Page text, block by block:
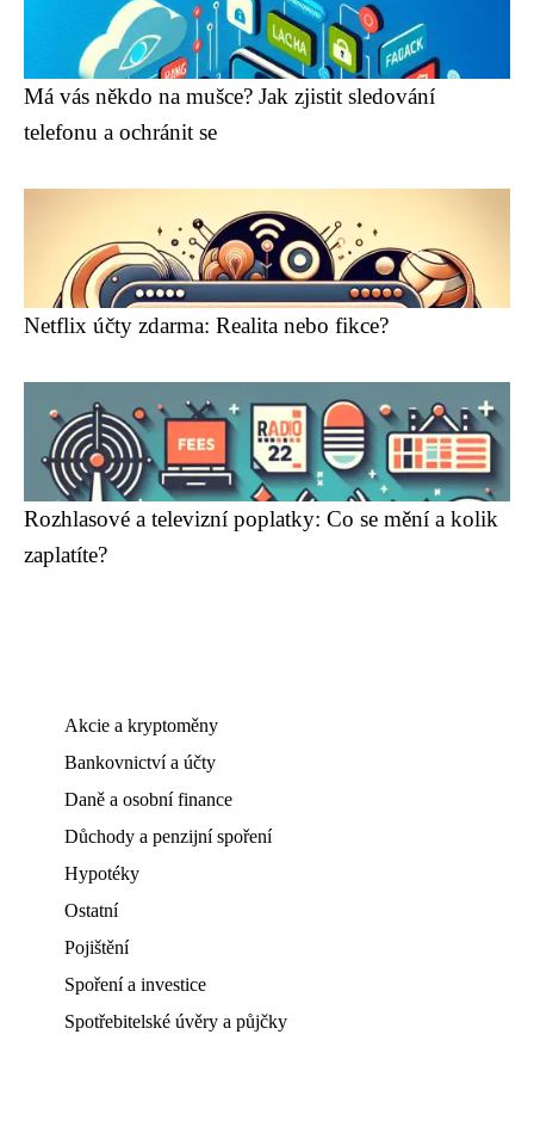
Má vás někdo na mušce? Jak zjistit sledování
telefonu a ochránit se
Netflix účty zdarma: Realita nebo fikce?
Rozhlasové a televizní poplatky: Co se mění a kolik
zaplatíte?
Akcie a kryptoměny
Bankovnictví a účty
Daně a osobní finance
Důchody a penzijní spoření
Hypotéky
Ostatní
Pojištění
Spoření a investice
Spotřebitelské úvěry a půjčky